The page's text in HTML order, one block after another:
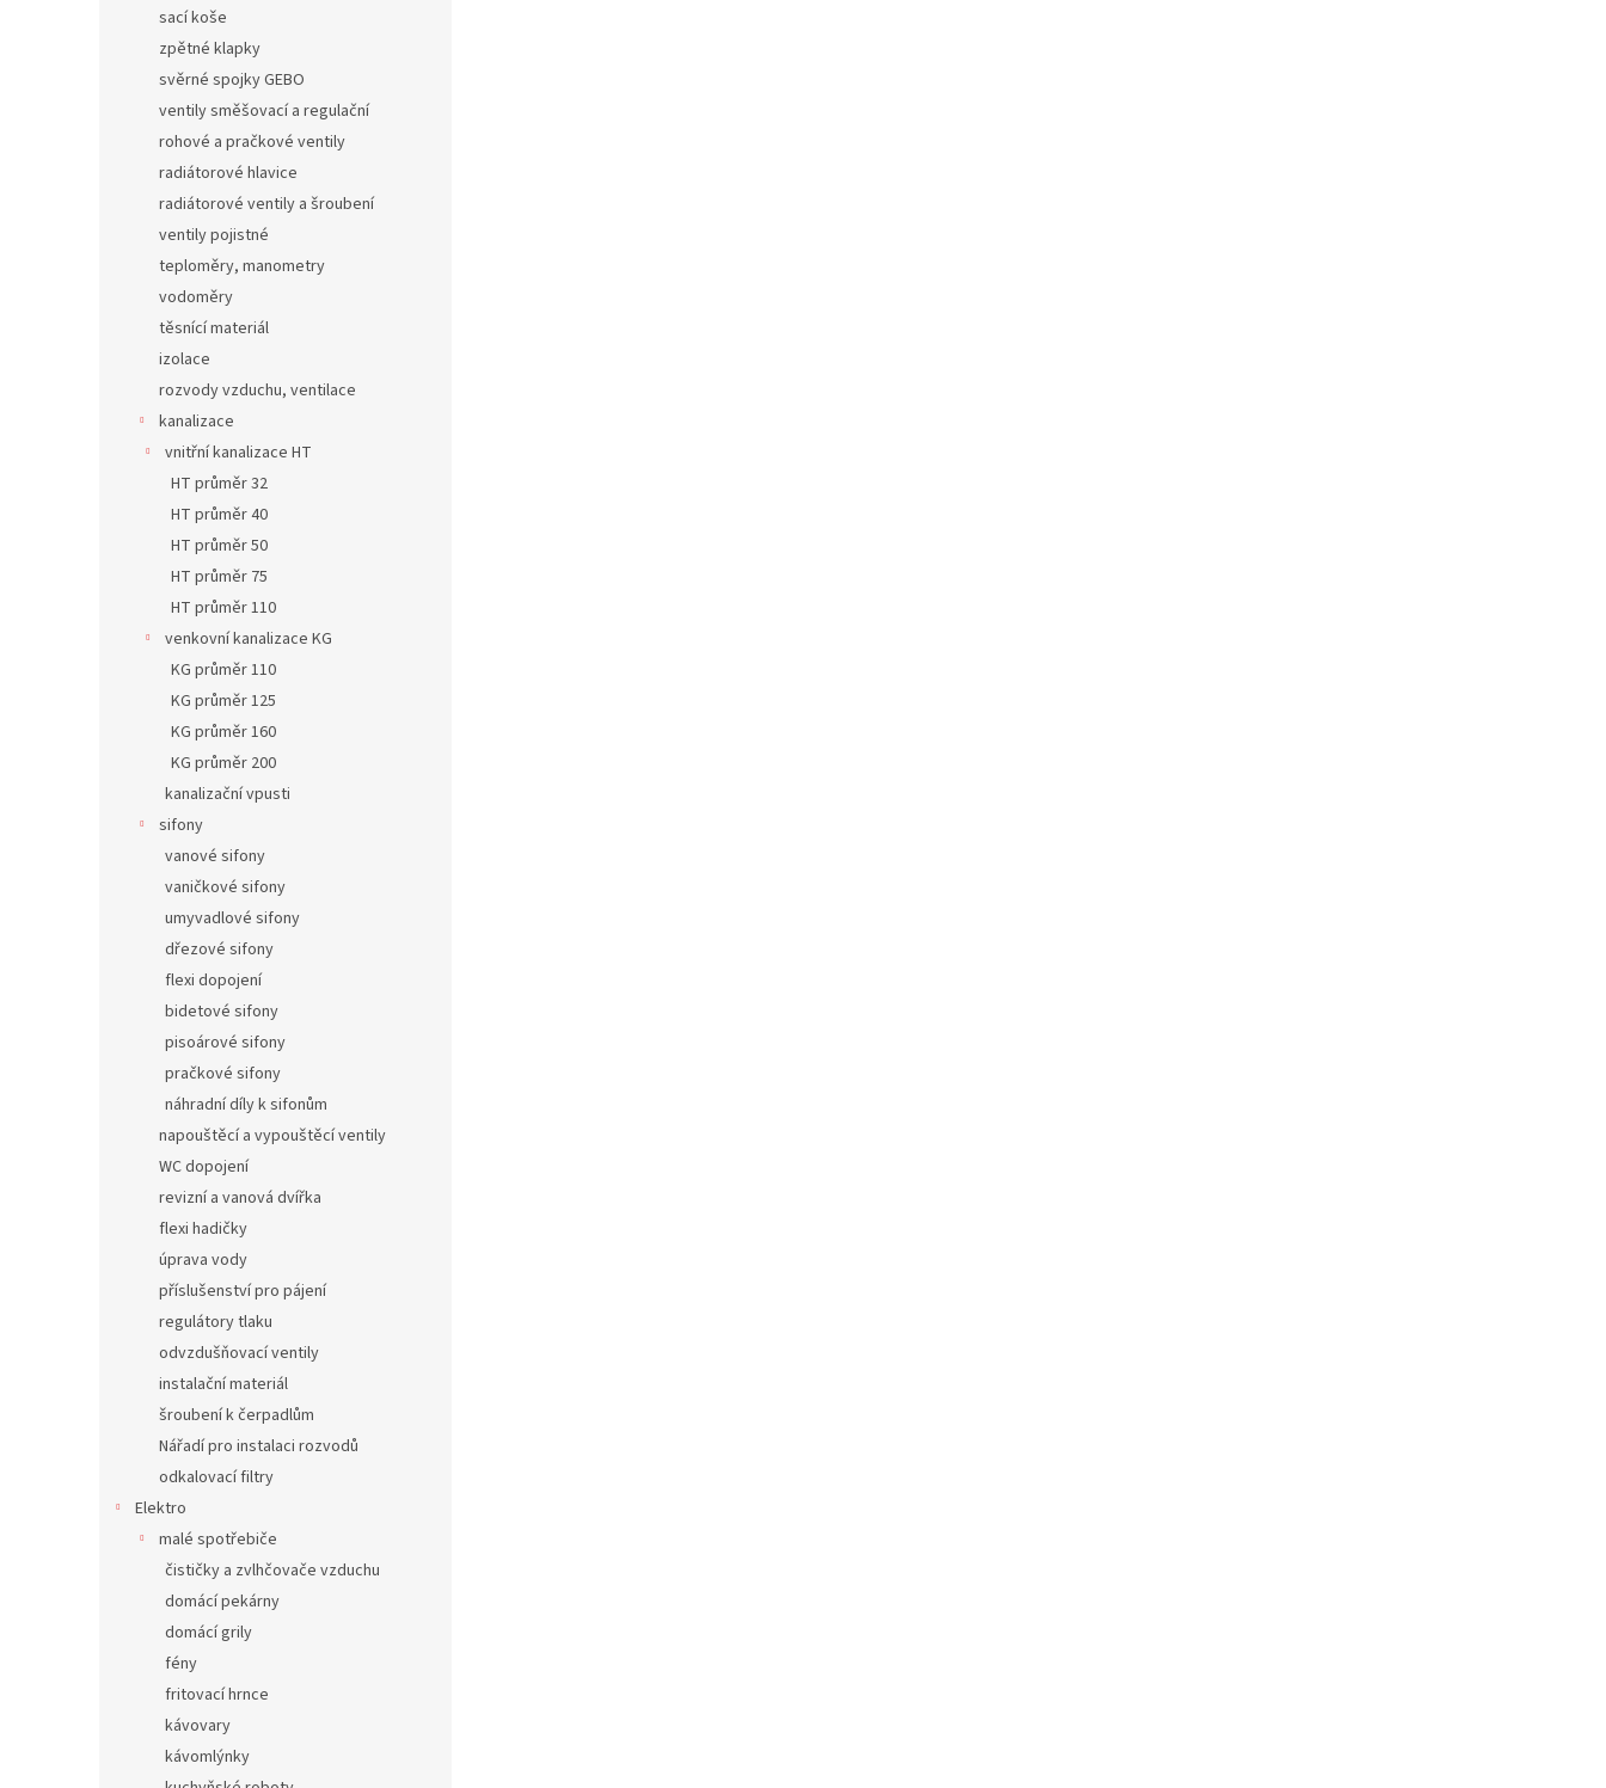
sací koše
zpětné klapky
svěrné spojky GEBO
ventily směšovací a regulační
rohové a pračkové ventily
radiátorové hlavice
radiátorové ventily a šroubení
ventily pojistné
teploměry, manometry
vodoměry
těsnící materiál
izolace
rozvody vzduchu, ventilace
kanalizace
vnitřní kanalizace HT
HT průměr 32
HT průměr 40
HT průměr 50
HT průměr 75
HT průměr 110
venkovní kanalizace KG
KG průměr 110
KG průměr 125
KG průměr 160
KG průměr 200
kanalizační vpusti
sifony
vanové sifony
vaničkové sifony
umyvadlové sifony
dřezové sifony
flexi dopojení
bidetové sifony
pisoárové sifony
pračkové sifony
náhradní díly k sifonům
napouštěcí a vypouštěcí ventily
WC dopojení
revizní a vanová dvířka
flexi hadičky
úprava vody
příslušenství pro pájení
regulátory tlaku
odvzdušňovací ventily
instalační materiál
šroubení k čerpadlům
Nářadí pro instalaci rozvodů
odkalovací filtry
Elektro
malé spotřebiče
čističky a zvlhčovače vzduchu
domácí pekárny
domácí grily
fény
fritovací hrnce
kávovary
kávomlýnky